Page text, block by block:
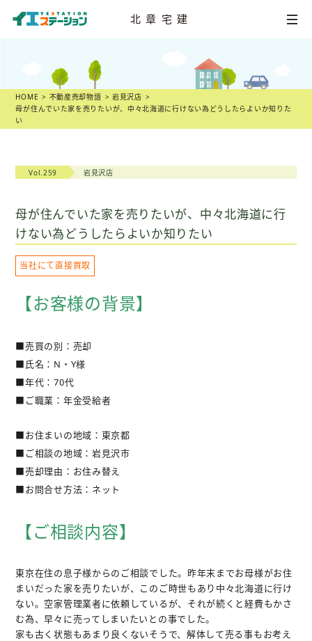
北章宅建
不動産売却相談
店舗一覧
不動産市況
不動産売却のヒント
スタッフブログ
不動産 管理相談
会社案内
HOME 不動産売却物語
岩見沢店
母が住んでいた家を売りたいが、中々北海道に行けない為どうしたらよいか知りた
い
Vol.259 岩見沢店
母が住んでいた家を売りたいが、中々北海道に行
けない為どうしたらよいか知りたい
当社にて直接買取
【お客様の背景】
■売買の別：売却
■氏名：N・Y様
■年代：70代
■ご職業：年金受給者
■お住まいの地域：東京都
■ご相談の地域：岩見沢市
■売却理由：お住み替え
■お問合せ方法：ネット
【ご相談内容】
東京在住の息子様からのご相談でした。昨年末までお母様がお住
まいだった家を売りたいが、このご時世もあり中々北海道に行け
ない。空家管理業者に依頼しているが、それが続くと経費もかさ
む為、早々に売ってしまいたいとの事でした。
家も古く状態もあまり良くないそうで、解体して売る事もお考え